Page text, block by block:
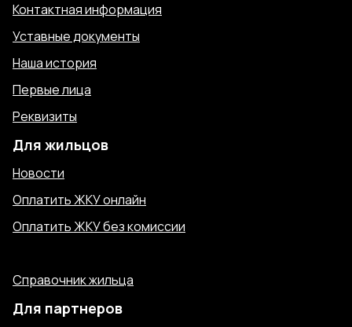
Контактная информация
Уставные документы
Наша история
Первые лица
Реквизиты
Для жильцов
Новости
Оплатить ЖКУ онлайн
Оплатить ЖКУ без комиссии
Справочник жильца
Для партнеров